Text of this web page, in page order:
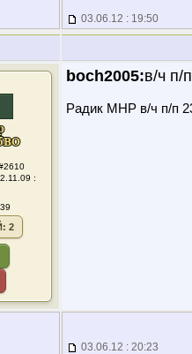
03.06.12 : 19:50
:
2
boch2005:в/ч п/
Радик МНР в/ч п/п
03.06.12 : 20:23